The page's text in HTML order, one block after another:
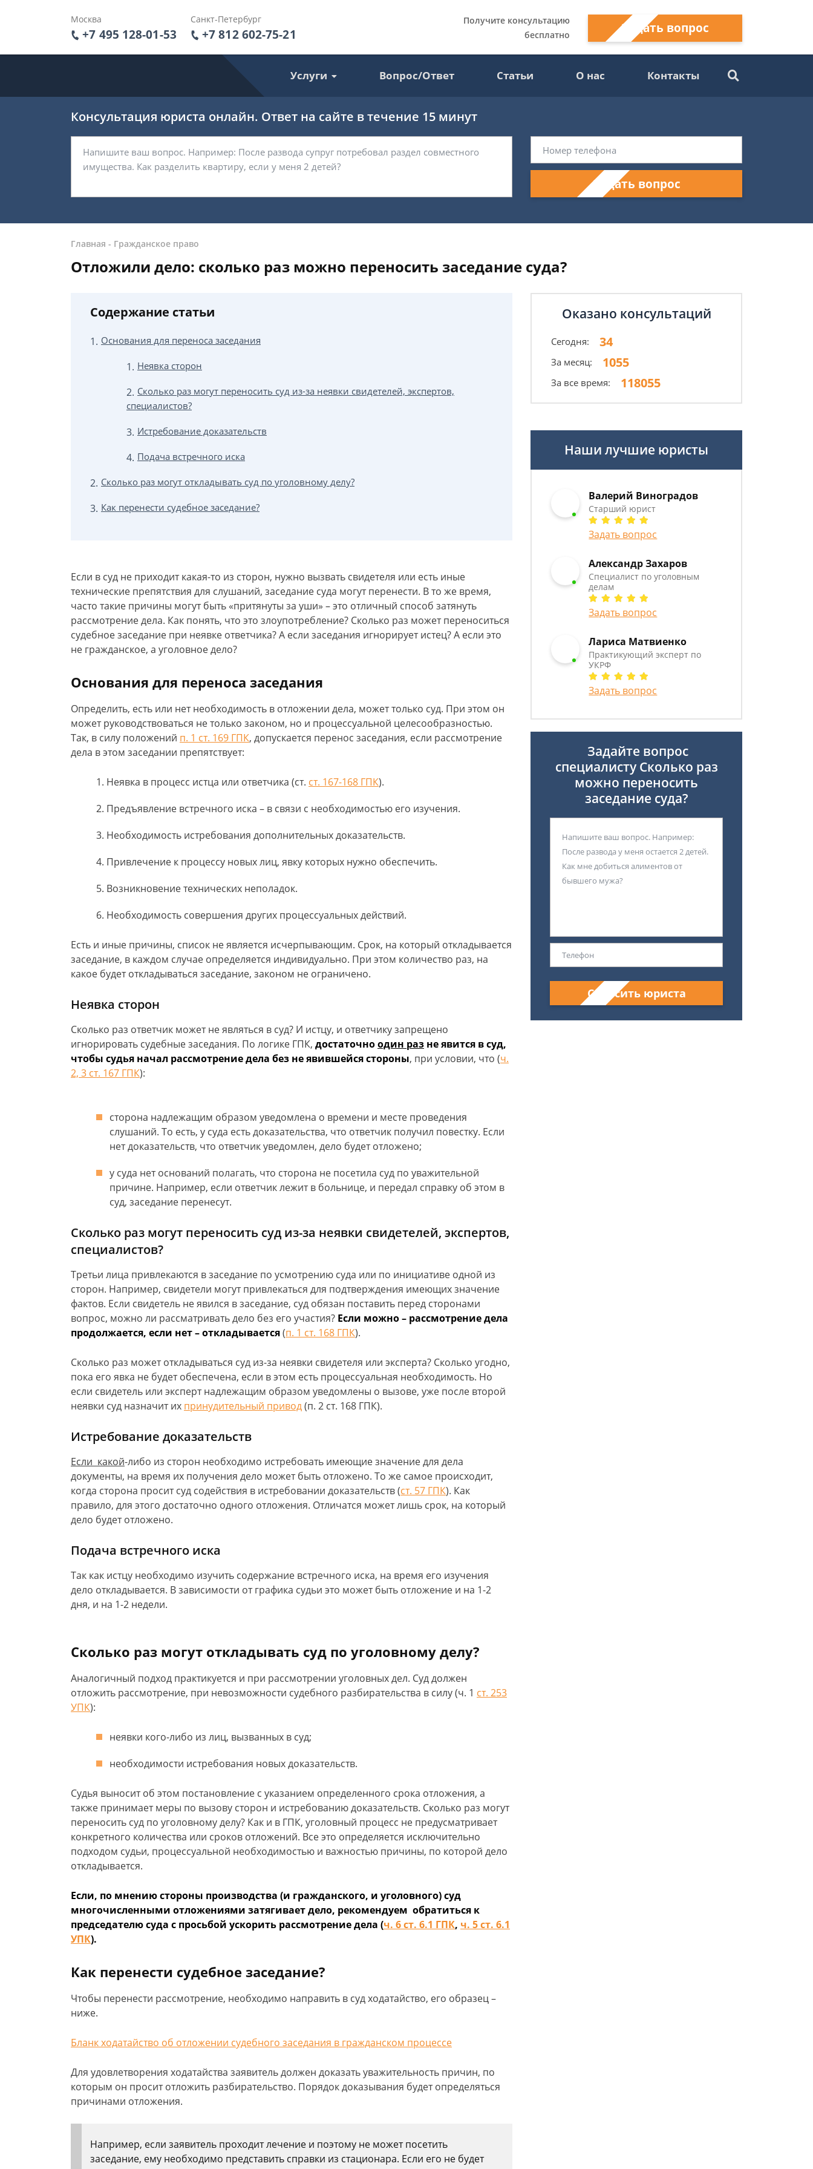
Москва
+7 495 128-01-53
Санкт-Петербург
+7 812 602-75-21
Получите консультацию
бесплатно
Задать вопрос
Услуги Вопрос/Ответ Статьи О нас Контакты
Консультация юриста онлайн. Ответ на сайте в течение 15 минут
Задать вопрос
Главная - Гражданское право
Отложили дело: сколько раз можно переносить заседание суда?
Содержание статьи
Основания для переноса заседания
Неявка сторон
Сколько раз могут переносить суд из-за неявки свидетелей, экспертов,
специалистов?
Истребование доказательств
Подача встречного иска
Сколько раз могут откладывать суд по уголовному делу?
Как перенести судебное заседание?
Если в суд не приходит какая-то из сторон, нужно вызвать свидетеля или есть иные
технические препятствия для слушаний, заседание суда могут перенести. В то же время,
часто такие причины могут быть «притянуты за уши» – это отличный способ затянуть
рассмотрение дела. Как понять, что это злоупотребление? Сколько раз может переноситься
судебное заседание при неявке ответчика? А если заседания игнорирует истец? А если это
не гражданское, а уголовное дело?
Основания для переноса заседания
Определить, есть или нет необходимость в отложении дела, может только суд. При этом он
может руководствоваться не только законом, но и процессуальной целесообразностью.
Так, в силу положений п. 1 ст. 169 ГПК, допускается перенос заседания, если рассмотрение
дела в этом заседании препятствует:
Неявка в процесс истца или ответчика (ст. ст. 167-168 ГПК).
Предъявление встречного иска – в связи с необходимостью его изучения.
Необходимость истребования дополнительных доказательств.
Привлечение к процессу новых лиц, явку которых нужно обеспечить.
Возникновение технических неполадок.
Необходимость совершения других процессуальных действий.
Есть и иные причины, список не является исчерпывающим. Срок, на который откладывается
заседание, в каждом случае определяется индивидуально. При этом количество раз, на
какое будет откладываться заседание, законом не ограничено.
Неявка сторон
Сколько раз ответчик может не являться в суд? И истцу, и ответчику запрещено
игнорировать судебные заседания. По логике ГПК, достаточноодин раз не явится в суд,
чтобы судья начал рассмотрение дела без не явившейся стороны, при условии, что (ч.
2, 3 ст. 167 ГПК):
сторона надлежащим образом уведомлена о времени и месте проведения
слушаний. То есть, у суда есть доказательства, что ответчик получил повестку. Если
нет доказательств, что ответчик уведомлен, дело будет отложено;
у суда нет оснований полагать, что сторона не посетила суд по уважительной
причине. Например, если ответчик лежит в больнице, и передал справку об этом в
суд, заседание перенесут.
Сколько раз могут переносить суд из-за неявки свидетелей, экспертов,
специалистов?
Третьи лица привлекаются в заседание по усмотрению суда или по инициативе одной из
сторон. Например, свидетели могут привлекаться для подтверждения имеющих значение
фактов. Если свидетель не явился в заседание, суд обязан поставить перед сторонами
вопрос, можно ли рассматривать дело без его участия? Если можно – рассмотрение дела
продолжается, если нет – откладывается(п. 1 ст. 168 ГПК).
Сколько раз может откладываться суд из-за неявки свидетеля или эксперта? Сколько угодно,
пока его явка не будет обеспечена, если в этом есть процессуальная необходимость. Но
если свидетель или эксперт надлежащим образом уведомлены о вызове, уже после второй
неявки суд назначит их принудительный привод(п. 2 ст. 168 ГПК).
Истребование доказательств
Если какой-либо из сторон необходимо истребовать имеющие значение для дела
документы, на время их получения дело может быть отложено. То же самое происходит,
когда сторона просит суд содействия в истребовании доказательств (ст. 57 ГПК). Как
правило, для этого достаточно одного отложения. Отличатся может лишь срок, на который
дело будет отложено.
Подача встречного иска
Так как истцу необходимо изучить содержание встречного иска, на время его изучения
дело откладывается. В зависимости от графика судьи это может быть отложение и на 1-2
дня, и на 1-2 недели.
Сколько раз могут откладывать суд по уголовному делу?
Аналогичный подход практикуется и при рассмотрении уголовных дел. Суд должен
отложить рассмотрение, при невозможности судебного разбирательства в силу (ч. 1 ст. 253
УПК):
неявки кого-либо из лиц, вызванных в суд;
необходимости истребования новых доказательств.
Судья выносит об этом постановление с указанием определенного срока отложения, а
также принимает меры по вызову сторон и истребованию доказательств. Сколько раз могут
переносить суд по уголовному делу? Как и в ГПК, уголовный процесс не предусматривает
конкретного количества или сроков отложений. Все это определяется исключительно
подходом судьи, процессуальной необходимостью и важностью причины, по которой дело
откладывается.
Если, по мнению стороны производства (и гражданского, и уголовного) суд
многочисленными отложениями затягивает дело, рекомендуем обратиться к
председателю суда с просьбой ускорить рассмотрение дела (ч. 6 ст. 6.1 ГПК, ч. 5 ст. 6.1
УПК).
Как перенести судебное заседание?
Чтобы перенести рассмотрение, необходимо направить в суд ходатайство, его образец –
ниже.
Бланк ходатайство об отложении судебного заседания в гражданском процессе
Для удовлетворения ходатайства заявитель должен доказать уважительность причин, по
которым он просит отложить разбирательство. Порядок доказывания будет определяться
причинами отложения.
Например, если заявитель проходит лечение и поэтому не может посетить
заседание, ему необходимо представить справки из стационара. Если его не будет
Оказано консультаций
Сегодня: 34
За месяц: 1055
За все время: 118055
Наши лучшие юристы
Валерий Виноградов
Старший юрист
Задать вопрос
Александр Захаров
Специалист по уголовным
делам
Задать вопрос
Лариса Матвиенко
Практикующий эксперт по
УКРФ
Задать вопрос
Задайте вопрос
специалисту Сколько раз
можно переносить
заседание суда?
Спросить юриста